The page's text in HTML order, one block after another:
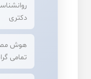
دکتری
هوش
تمامی